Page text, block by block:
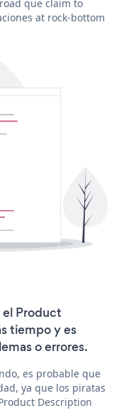
que claim to
at rock-bottom
el Product
tiempo y es
o errores.
es probable que
ya que los piratas
Description